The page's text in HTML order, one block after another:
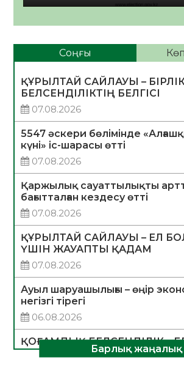
Соңғы
ҚҰРЫЛТАЙ САЙЛАУЫ –
БЕЛСЕНДІЛІКТІҢ БЕЛГІСІ
07.08.2026
5547 әскери бөлімінде
күні» іс-шарасы өтті
07.08.2026
Қаржылық сауаттылықты
бағытталған кездесу өтті
07.08.2026
ҚҰРЫЛТАЙ САЙЛАУЫ – ЕЛ
ҮШІН ЖАУАПТЫ ҚАДАМ
07.08.2026
Ауыл шаруашылығы – өңір
негізгі тірегі
06.08.2026
ҚОҒАМДЫҚ БЕЛСЕНДІЛІК –
ДАМУЫНЫҢ НЕГІЗІБарлық жаңалық